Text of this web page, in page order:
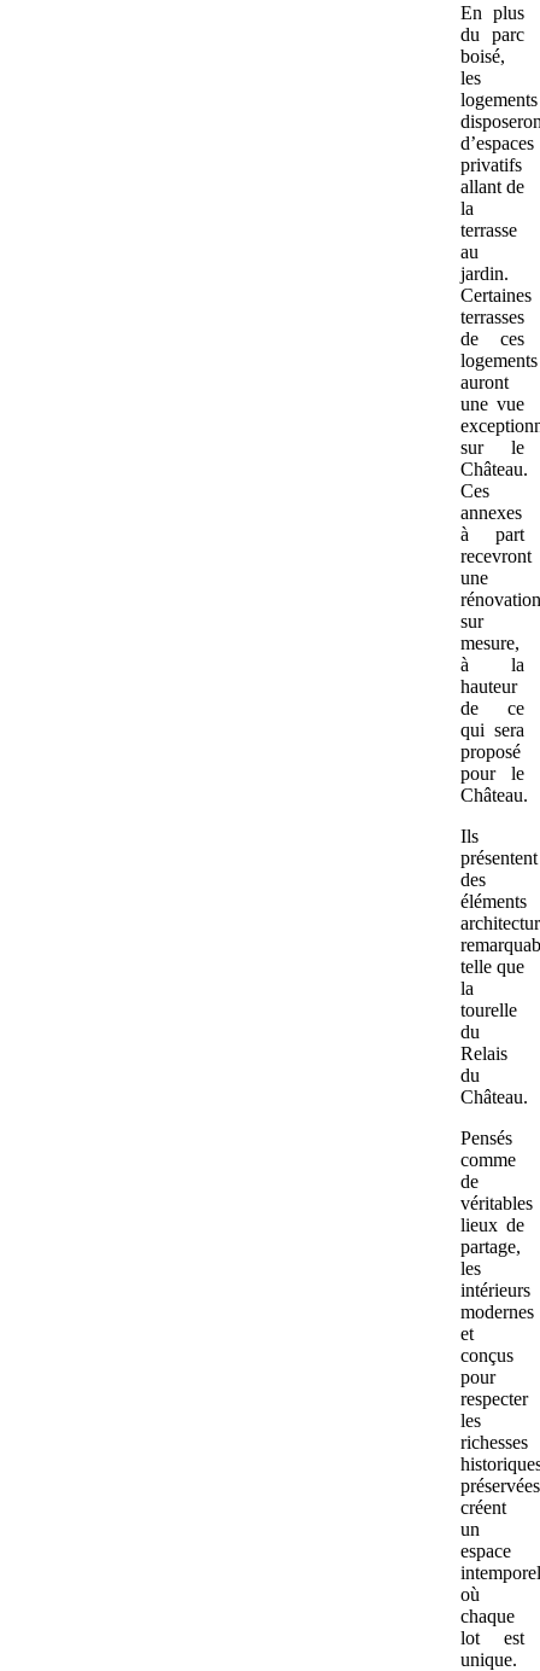
En plus
du parc
boisé,
les
logements
d’espaces
privatifs
allant de
la
terrasse
au
jardin.
Certaines
terrasses
de ces
logements
auront
une vue
sur le
Château.
Ces
annexes
à part
recevront
une
rénovation
sur
mesure,
à la
hauteur
de ce
qui sera
proposé
pour le
Château.
Ils
présentent
des
éléments
telle que
la
tourelle
du
Relais
du
Château.
Pensés
comme
de
véritables
lieux de
partage,
les
intérieurs
modernes
et
conçus
pour
respecter
les
richesses
préservées
créent
un
espace
intemporel
où
chaque
lot est
unique.